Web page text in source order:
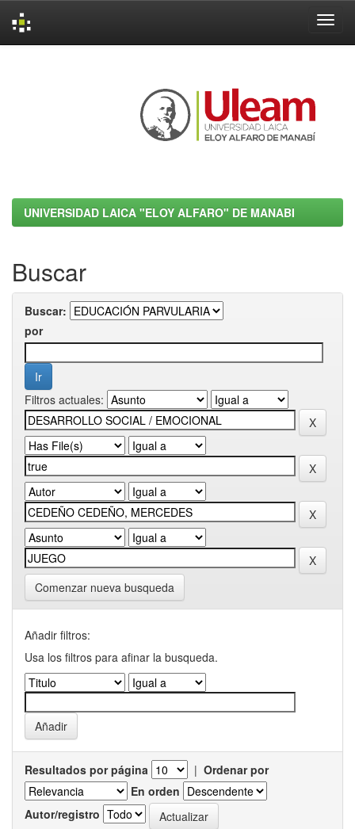
UNIVERSIDAD LAICA "ELOY ALFARO" DE MANABI
Buscar
Buscar:
por
Filtros actuales:
Comenzar nueva busqueda
Añadir filtros:
Usa los filtros para afinar la busqueda.
Resultados por página | Ordenar por
En orden
Autor/registro